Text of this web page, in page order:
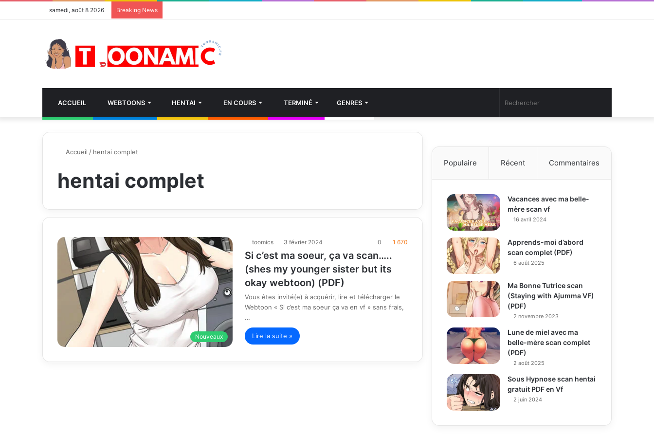
samedi, août 8 2026 Breaking News
ACCUEIL WEBTOONS HENTAI EN COURS TERMINÉ GENRES Article
Accueil / hentai complet
hentai complet
Nouveaux
toomics 3 février 2024 0 1 670
Si c’est ma soeur, ça va scan…..
(shes my younger sister but its
okay webtoon) (PDF)
Vous êtes invité(e) à acquérir, lire et télécharger le
Webtoon « Si c’est ma soeur ça va en vf » sans frais,
…
Lire la suite »
Populaire Récent Commentaires
Vacances avec ma belle-
mère scan vf
16 avril 2024
Apprends-moi d’abord
scan complet (PDF)
6 août 2025
Ma Bonne Tutrice scan
(Staying with Ajumma VF)
(PDF)
2 novembre 2023
Lune de miel avec ma
belle-mère scan complet
(PDF)
2 août 2025
Sous Hypnose scan hentai
gratuit PDF en Vf
2 juin 2024